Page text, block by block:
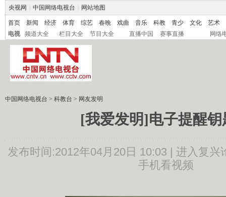
央视网 中国网络电视台 网站地图
首页 新闻 经济 体育 综艺 春晚 戏曲 音乐 科教 青少 文化
艺术
电视
频道大全 栏目大全 节目大全 直播中国 赛事直播 网络
中国网络电视台 > 科教台 > 网友发明
[我爱发明]电子提醒钥
发布时间:2012年04月20日 10:03 | 进入复兴
手机看视频